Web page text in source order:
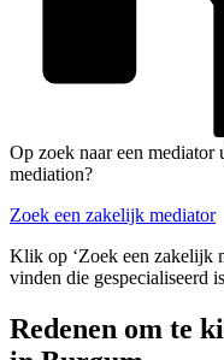
Op zoek naar een
mediation?
Zoek een zakelijk mediator
Klik op ‘Zoek een zakelijk
vinden die gespecialiseerd
Redenen om te